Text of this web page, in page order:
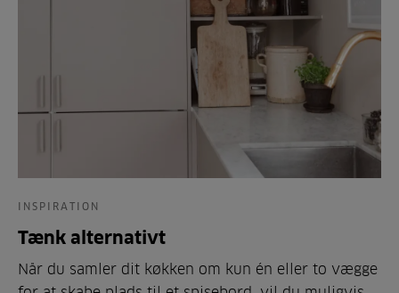
INSPIRATION
Tænk alternativt
Når du samler dit køkken om kun én eller to vægge